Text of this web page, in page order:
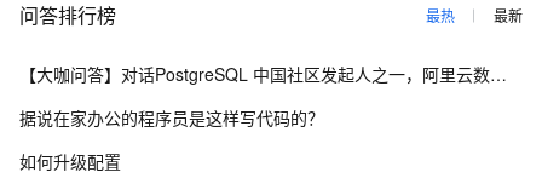
问答排行榜 最热 最新
【大咖问答】对话PostgreSQL 中国社区发起人之一，阿里云数据库高级专家 德哥
据说在家办公的程序员是这样写代码的？
如何升级配置